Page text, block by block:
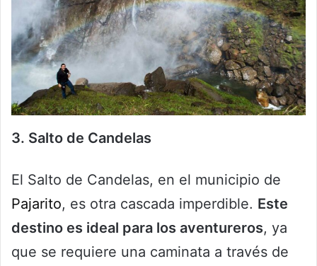
3. Salto de Candelas
El Salto de Candelas, en el municipio de
Pajarito, es otra cascada imperdible. Este
destino es ideal para los aventureros, ya
que se requiere una caminata a través de